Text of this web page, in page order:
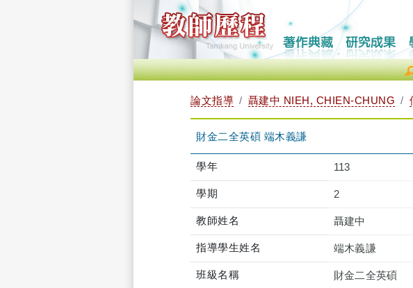
論文指導 聶建中 NIEH, CHIEN-CHUNG
財金二全英碩 端木義謙
學年 113
學期 2
教師姓名 聶建中
指導學生姓名 端木義謙
班級名稱 財金二全英碩